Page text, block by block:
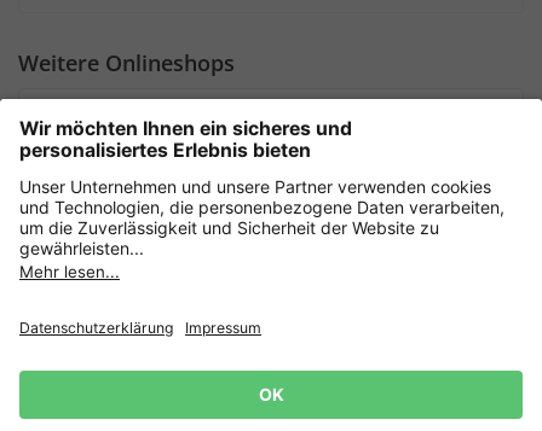
Weitere Onlineshops
Sicher einkaufen mit
Widerrufsrecht
Impressum
Newsletter
Jetzt